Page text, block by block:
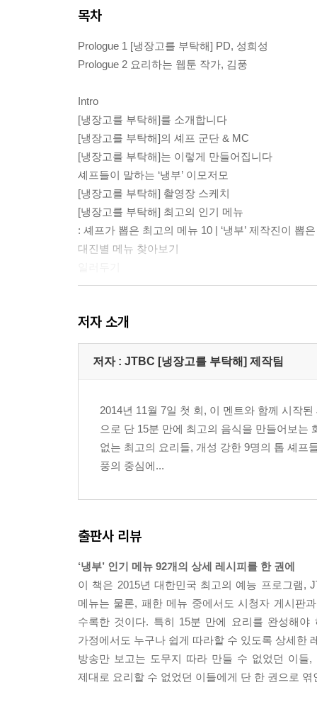
목차
Prologue 1 [냉장고를 부탁해] PD, 성희성
Prologue 2 요리하는 웹툰 작가, 김풍
Intro
[냉장고를 부탁해]를 소개합니다
[냉장고를 부탁해]의 셰프 군단 & MC
[냉장고를 부탁해]는 이렇게 만들어집니다
셰프들이 말하는 ‘냉부’ 이모저모
[냉장고를 부탁해] 촬영장 스케치
[냉장고를 부탁해] 최고의 인기 메뉴
: 셰프가 뽑은 최고의 메뉴 10 | ‘냉부’ 제작진이 뽑
대진별 메뉴 찾아보기
닭딸
For덕
봉선아 시집 가자미
안심하드라고
삼고마비
치튀치튀뱅뱅
스푼파스타
2. Chef 샘킴
치킨 요로케
앤초비파스타
Mr.콩chu
스키니 신
로맨티스튜
마이 러블리 튀밥
저자 소개
저자 : JTBC [냉장고를 부탁해] 제작팀
2014년 11월 7일 첫 회, 이 멘트와 함께 시작
으로 단 15분 만에 최고의 음식을 만들어보는
없는 최고의 요리들, 개성 강한 9명의 톱 셰프
풍의 중심에...
출판사 리뷰
‘냉부’ 인기 메뉴 92개의 상세 레시피를 한 권에
이 책은 2015년 대한민국 최고의 예능 프로그램,
메뉴는 물론, 패한 메뉴 중에서도 시청자 게시판
수록한 것이다. 특히 15분 만에 요리를 완성해
가정에서도 누구나 쉽게 따라할 수 있도록 상세한
방송만 보고는 도무지 따라 만들 수 없었던 이들
제대로 요리할 수 없었던 이들에게 단 한 권으로